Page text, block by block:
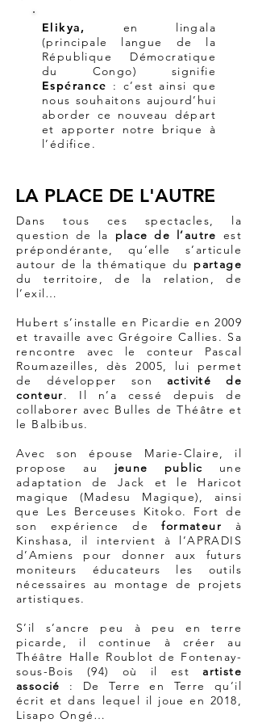
Elikya, en lingala
(principale langue de la
République Démocratique
du Congo) signifie
Espérance : c’est ainsi que
nous souhaitons aujourd’hui
aborder ce nouveau départ
et apporter notre brique à
l’édifice.
LA PLACE DE L'AUTRE
Dans tous ces spectacles, la
question de la place de l’autre est
prépondérante, qu’elle s’articule
autour de la thématique du partage
du territoire, de la relation, de
l’exil…
Hubert s’installe en Picardie en 2009
et travaille avec Grégoire Callies. Sa
rencontre avec le conteur Pascal
Roumazeilles, dès 2005, lui permet
de développer son activité de
conteur. Il n’a cessé depuis de
collaborer avec Bulles de Théâtre et
le Balbibus.
Avec son épouse Marie-Claire, il
propose au jeune public une
adaptation de Jack et le Haricot
magique (Madesu Magique), ainsi
que Les Berceuses Kitoko. Fort de
son expérience deformateur à
Kinshasa, il intervient à l’APRADIS
d’Amiens pour donner aux futurs
moniteurs éducateurs les outils
nécessaires au montage de projets
artistiques.
S’il s’ancre peu à peu en terre
picarde, il continue à créer au
Théâtre Halle Roublot de Fontenay-
sous-Bois (94) où il estartiste
associé
: De Terre en Terre qu’il
écrit et dans lequel il joue en 2018,
Lisapo Ongé…